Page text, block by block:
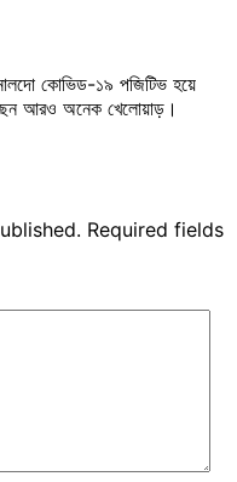
কোভিড-১৯ পজিটিভ হয়ে
আরও অনেক খেলোয়াড়।
Required fields